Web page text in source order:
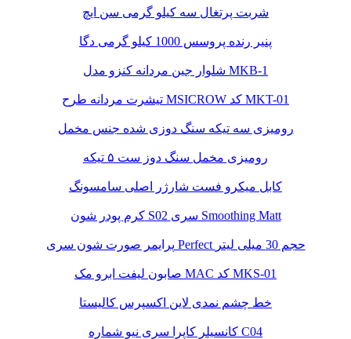
شربت پرتغال سه کیلو گرمی سن ایچ
پنیر رنده پروسس 1000 کیلو گرمی دگا
شلوار جین مردانه کنزو مدل MKB-1
تیشرت مردانه طرح MSICROW کد MKT-01
رومیزی سه تیکه سنگ دوزی شده جنس مخمل
رومیزی مخمل سنگ دوز ست ۵ تیکه
کابل میکرو فست شارژر اصلی سامسونگ
کرم پودر شون S02 سری Smoothing Matt
پرایمر صورت شون سری Perfect حجم 30 میلی لیتر
صابون لیفت ابرو مک MAC کد MKS-01
خط چشم نمدی لاین اکسپرس کالیستا
کانسیلر کاپرا سری نیو شماره C04